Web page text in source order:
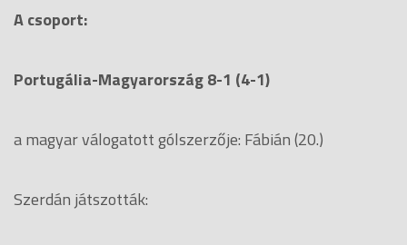
A csoport:
Portugália-Magyarország 8-1 (4-1)
a magyar válogatott gólszerzője: Fábián (20.)
Szerdán játszották: